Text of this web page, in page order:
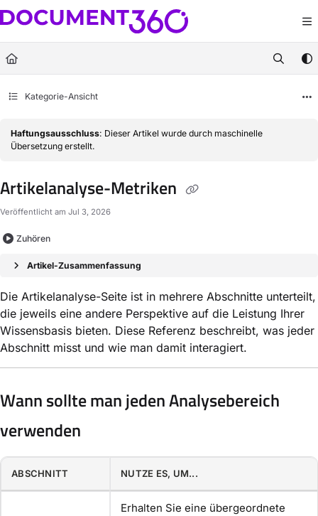
Documentation Index
Fetch the complete documentation index at:https://docs.document360.com/
Use this file to discover all available pages before exploring further.
Kategorie-Ansicht
Haftungsausschluss: Dieser Artikel wurde durch maschinelle
Übersetzung erstellt.
Artikelanalyse-Metriken
Veröffentlicht am Jul 3, 2026
Zuhören
Artikel-Zusammenfassung
Die Artikelanalyse-Seite ist in mehrere Abschnitte unterteilt,
die jeweils eine andere Perspektive auf die Leistung Ihrer
Wissensbasis bieten. Diese Referenz beschreibt, was jeder
Abschnitt misst und wie man damit interagiert.
Wann sollte man jeden Analysebereich
verwenden
ABSCHNITT NUTZE ES, UM...
Erhalten Sie eine übergeordnete